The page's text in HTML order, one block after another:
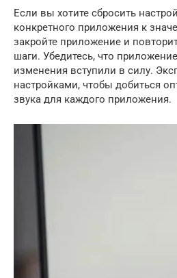
Если вы хотите сбросить
конкретного приложения к
закройте приложение и
шаги. Убедитесь, что
изменения вступили в силу.
настройками, чтобы добиться
звука для каждого приложения.